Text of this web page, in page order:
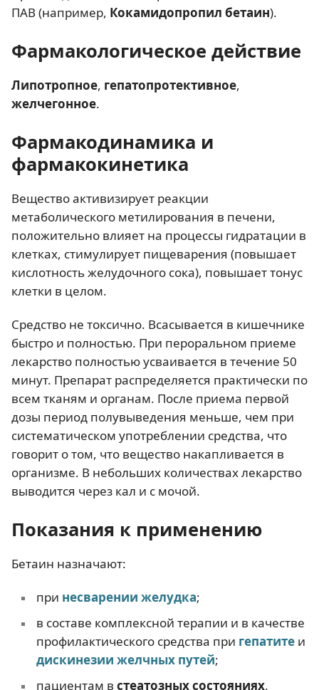
ПАВ (например, Кокамидопропил бетаин).
Фармакологическое действие
Липотропное, гепатопротективное,
желчегонное.
Фармакодинамика и
фармакокинетика
Вещество активизирует реакции
метаболического метилирования в печени,
положительно влияет на процессы гидратации в
клетках, стимулирует пищеварения (повышает
кислотность желудочного сока), повышает тонус
клетки в целом.
Средство не токсично. Всасывается в кишечнике
быстро и полностью. При пероральном приеме
лекарство полностью усваивается в течение 50
минут. Препарат распределяется практически по
всем тканям и органам. После приема первой
дозы период полувыведения меньше, чем при
систематическом употреблении средства, что
говорит о том, что вещество накапливается в
организме. В небольших количествах лекарство
выводится через кал и с мочой.
Показания к применению
Бетаин назначают:
при несварении желудка;
в составе комплексной терапии и в качестве
профилактического средства при гепатитеи
дискинезии желчных путей;
пациентам в стеатозных состояниях,